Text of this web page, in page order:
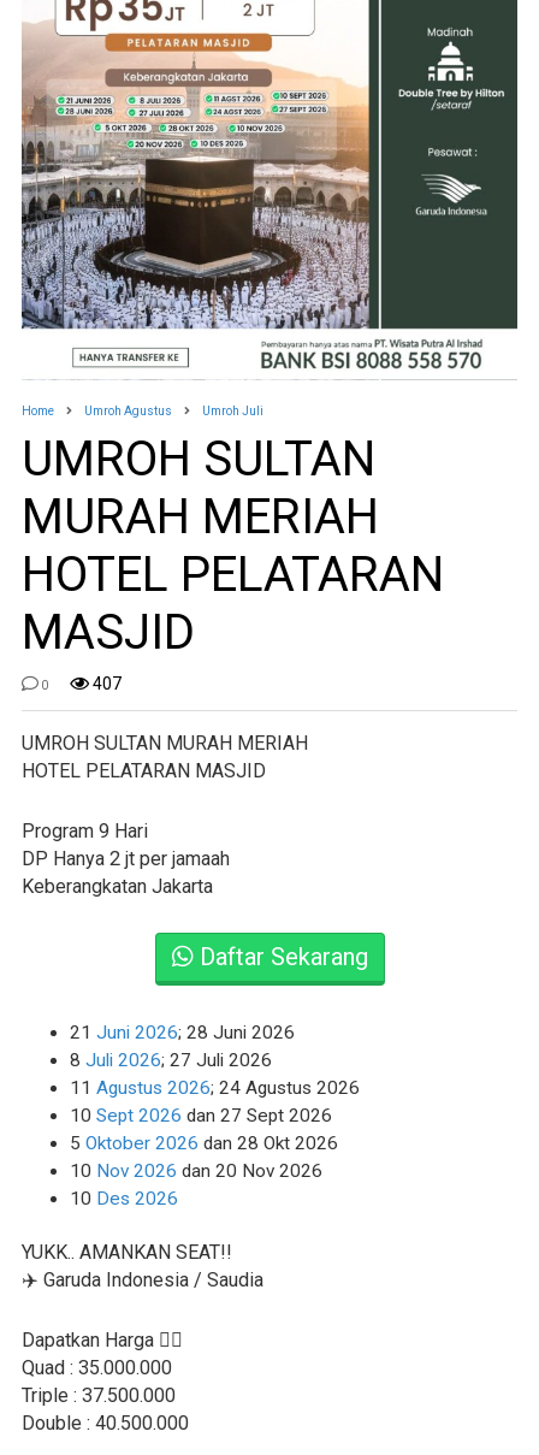
Home Umroh Agustus Umroh Juli
UMROH SULTAN
MURAH MERIAH
HOTEL PELATARAN
MASJID
0 407
UMROH SULTAN MURAH MERIAH
HOTEL PELATARAN MASJID
Program 9 Hari
DP Hanya 2 jt per jamaah
Keberangkatan Jakarta
Daftar Sekarang
21 Juni 2026; 28 Juni 2026
8 Juli 2026; 27 Juli 2026
11 Agustus 2026; 24 Agustus 2026
10 Sept 2026 dan 27 Sept 2026
5 Oktober 2026 dan 28 Okt 2026
10 Nov 2026 dan 20 Nov 2026
10 Des 2026
YUKK.. AMANKAN SEAT!!
✈️ Garuda Indonesia / Saudia
Dapatkan Harga 👇🏻
Quad : 35.000.000
Triple : 37.500.000
Double : 40.500.000